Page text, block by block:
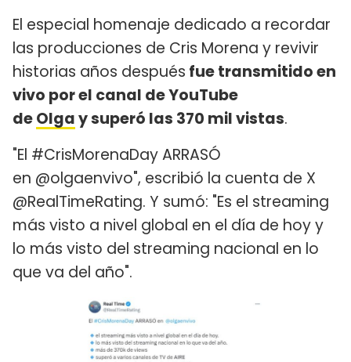
El especial homenaje dedicado a recordar
las producciones de Cris Morena y revivir
historias años después fue transmitido en
vivo por el canal de YouTube
deOlgay superó las 370 mil vistas.
"El #CrisMorenaDay ARRASÓ
en @olgaenvivo", escribió la cuenta de X
@RealTimeRating. Y sumó: "Es el streaming
más visto a nivel global en el día de hoy y
lo más visto del streaming nacional en lo
que va del año".